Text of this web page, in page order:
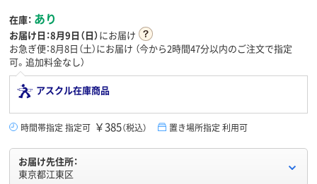
在庫： あり
お届け日：8月9日（日）にお届け
お急ぎ便：8月8日（土）にお届け （今から2時間47分以内のご注文で指定
可。追加料金なし）
アスクル在庫商品
時間帯指定 指定可 ￥385（税込） 置き場所指定 利用可
お届け先住所：
東京都江東区